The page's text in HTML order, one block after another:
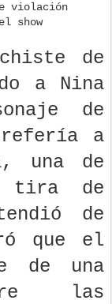
violación
show
de
a Nina
de
a
una de
tira de
de
que el
de una
las